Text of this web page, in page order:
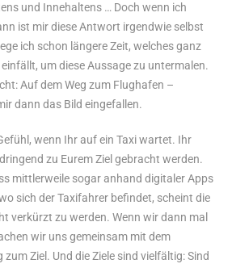
und Innehaltens … Doch wenn ich
ist mir diese Antwort irgendwie selbst
ich schon längere Zeit, welches ganz
um diese Aussage zu untermalen.
Auf dem Weg zum Flughafen –
dann das Bild eingefallen.
wenn Ihr auf ein Taxi wartet. Ihr
zu Eurem Ziel gebracht werden.
mittlerweile sogar anhand digitaler Apps
sich der Taxifahrer befindet, scheint die
verkürzt zu werden. Wenn wir dann mal
wir uns gemeinsam mit dem
Ziel. Und die Ziele sind vielfältig: Sind